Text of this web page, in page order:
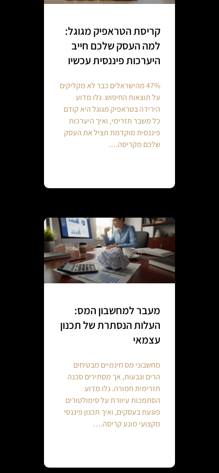
קריסת הטראפיק מגוגל:
למה העסק שלכם חייב
היערכות פיננסית עכשיו
47% מהישראלים כבר לא מקליקים
על תוצאות החיפוש. גלו מדוע
הירידה בטראפיק מגוגל היא קודם
כל משבר תזרימי, ואיך היערכות
פיננסית מוקדמת תציל את העסק
שלכם מקריסה.…
מעבר למחשבון המס:
העלות הנסתרת של תכנון
עצמאי
מחשבוני מס חינמיים מבטיחים
הרים וגבעות, אך מסתירים סכנה
תזרימית חמורה. גלו מדוע
הסתמכות עיוורת על סימולטורים
פוגעת בעסקים, ואיך תכנון פיננסי
מקצועי מונע קריסה.…